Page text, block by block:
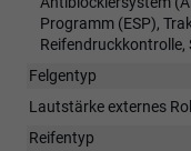
Programm (ESP),
Felgentyp
Lautstärke externes
Reifentyp